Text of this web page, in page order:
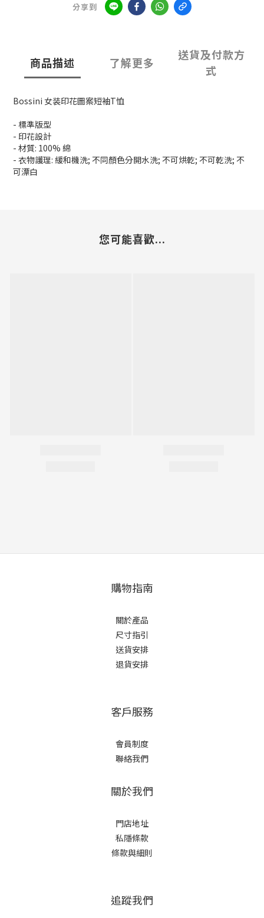
分享到
商品描述 了解更多
送貨及付款方
式
Bossini 女装印花圖案短袖T恤
- 標準版型
- 印花設計
- 材質: 100% 綿
- 衣物護理: 緩和機洗; 不同顏色分開水洗; 不可烘乾; 不可乾洗; 不
可漂白
您可能喜歡...
購物指南
關於產品
尺寸指引
送貨安排
退貨安排
客戶服務
會員制度
聯絡我們
關於我們
門店地址
私隱條款
條款與細則
追蹤我們